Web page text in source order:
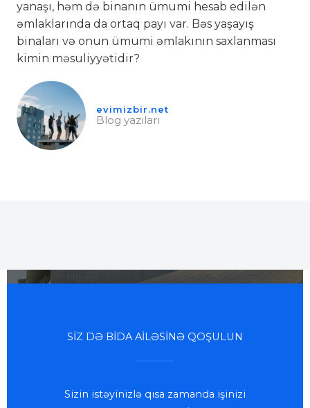
yanaşı, həm də binanın ümumi hesab edilən
əmlaklarında da ortaq payı var. Bəs yaşayış
binaları və onun ümumi əmlakının saxlanması
kimin məsuliyyətidir?​
evimizbir.net
Blog yazıları
SİZ DƏ BİDA AİLƏSİNƏ QOŞULUN
Sizin istəyinizlə qısa zamanda işinizi